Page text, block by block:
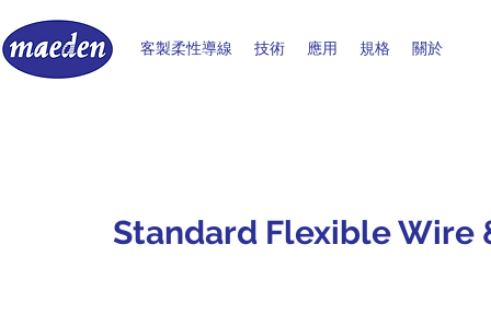
客製柔性導線 技術 應用 規格 關於
Standard Flexible Wire